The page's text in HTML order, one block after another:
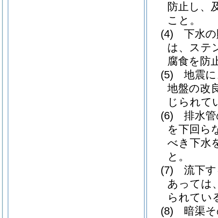
防止し、
こと。
(4)
下水
は、ステ
腐食を防
(5)
地震
地盤の改
じられて
(6)
排水
を下回ら
べき下水
と。
(7)
流下
あっては
られてい
(8)
暗渠